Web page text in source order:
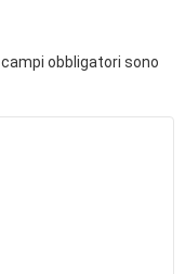
I campi obbligatori sono